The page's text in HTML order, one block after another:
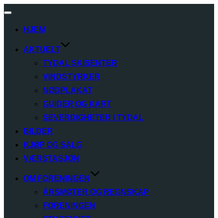
Toggle
HJEM
AKTUELT
TYDAL SKISENTER
VINDSTYRKER
NØDPLAKAT
GUIDER OG KART
SEVERDIGHETER I TYDAL
BILDER
KJØP OG SALG
VÆRSTASJON
OM FORENINGEN
ÅRSMØTER OG REGNSKAP
FORENINGEN